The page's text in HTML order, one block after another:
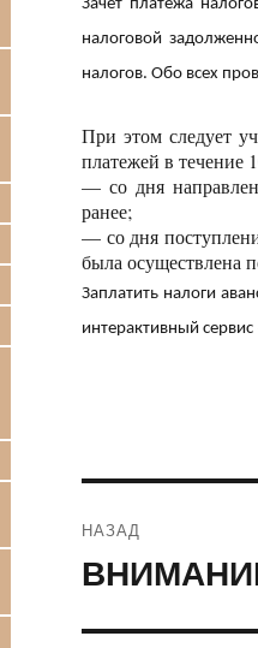
Зачет платежа
налоговой
налогов. Обо всех
При этом следует
платежей в течение
— со дня
ранее;
— со дня
была осуществлена
Заплатить налоги
интерактивный сервис
по
НАЗАД
Предыдущая